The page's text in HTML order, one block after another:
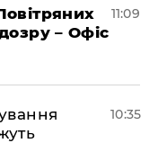
– Офіс
11:09
10:35